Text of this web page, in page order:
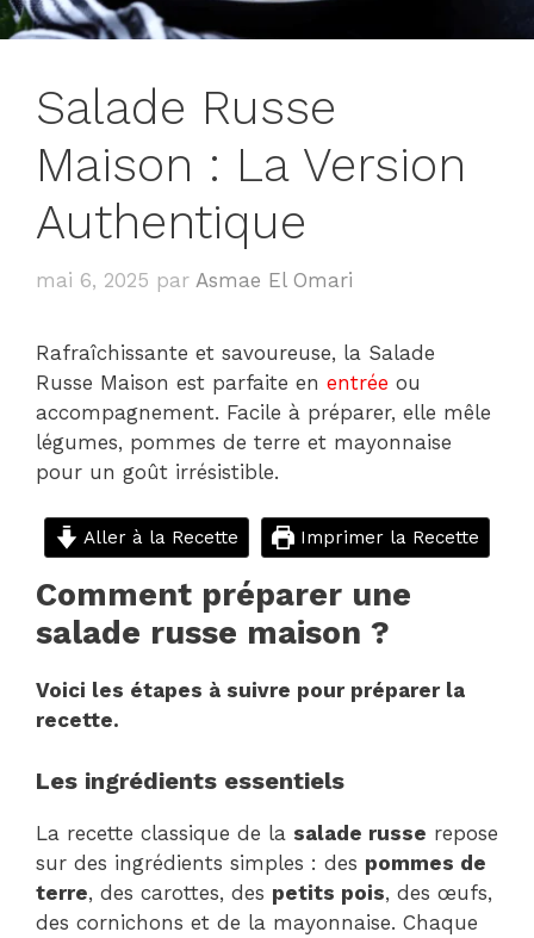
Salade Russe
Maison : La Version
Authentique
mai 6, 2025 par Asmae El Omari
Rafraîchissante et savoureuse, la Salade
Russe Maison est parfaite en entrée ou
accompagnement. Facile à préparer, elle mêle
légumes, pommes de terre et mayonnaise
pour un goût irrésistible.
Aller à la Recette Imprimer la Recette
Comment préparer une
salade russe maison ?
Voici les étapes à suivre pour préparer la
recette.
Les ingrédients essentiels
La recette classique de la salade russe repose
sur des ingrédients simples : des pommes de
terre, des carottes, des petits pois, des œufs,
des cornichons et de la mayonnaise. Chaque